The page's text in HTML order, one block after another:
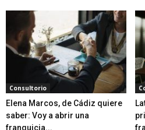
Consultorio
Elena Marcos, de Cádiz quiere
saber: Voy a abrir una
franquicia...